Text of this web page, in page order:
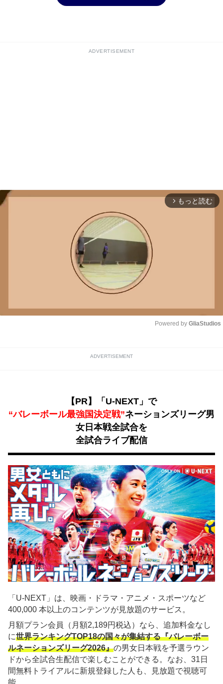
ADVERTISEMENT
arrow_forward_ios もっと読む
Powered by GliaStudios
ADVERTISEMENT
【PR】「U-NEXT」で
“バレーボール最強国決定戦”ネーションズリーグ男
女日本戦全試合を
全試合ライブ配信
「U-NEXT」は、映画・ドラマ・アニメ・スポーツなど
400,000 本以上のコンテンツが見放題のサービス。
月額プラン会員（月額2,189円税込）なら、追加料金なし
に世界ランキングTOP18の国々が集結する『バレーボー
ルネーションズリーグ2026』の男女日本戦を予選ラウン
ドから全試合生配信で楽しむことができる。なお、31日
間無料トライアルに新規登録した人も、見放題で視聴可